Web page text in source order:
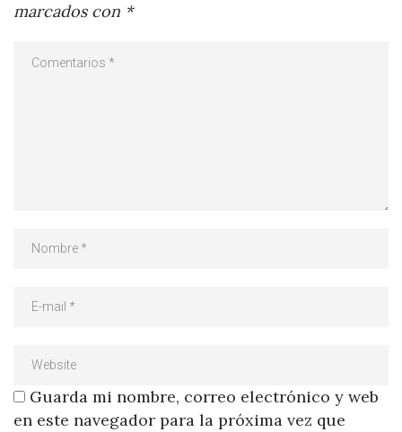
marcados con *
Guarda mi nombre, correo electrónico y web
en este navegador para la próxima vez que